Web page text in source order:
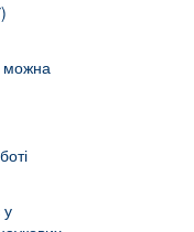
можна
у